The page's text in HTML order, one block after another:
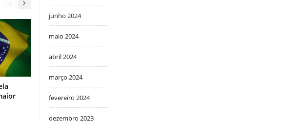
junho 2024
maio 2024
abril 2024
março 2024
fevereiro 2024
dezembro 2023